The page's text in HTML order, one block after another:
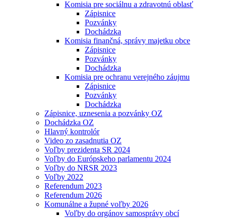
Komisia pre sociálnu a zdravotnú oblasť
Zápisnice
Pozvánky
Dochádzka
Komisia finančná, správy majetku obce
Zápisnice
Pozvánky
Dochádzka
Komisia pre ochranu verejného záujmu
Zápisnice
Pozvánky
Dochádzka
Zápisnice, uznesenia a pozvánky OZ
Dochádzka OZ
Hlavný kontrolór
Video zo zasadnutia OZ
Voľby prezidenta SR 2024
Voľby do Európskeho parlamentu 2024
Voľby do NRSR 2023
Voľby 2022
Referendum 2023
Referendum 2026
Komunálne a župné voľby 2026
Voľby do orgánov samosprávy obcí